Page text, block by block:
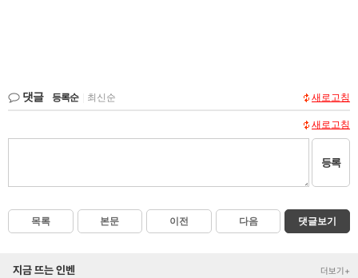
댓글 등록순 최신순 새로고침
새로고침
등록
목록 본문 이전 다음 댓글보기
지금 뜨는 인벤 더보기+